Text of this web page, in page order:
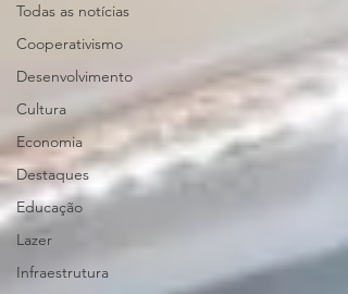
Todas as notícias
Cooperativismo
Desenvolvimento
Cultura
Economia
Destaques
Educação
Lazer
Infraestrutura